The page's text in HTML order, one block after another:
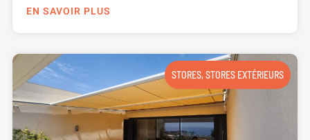
EN SAVOIR PLUS
STORES,STORES EXTÉRIEURS